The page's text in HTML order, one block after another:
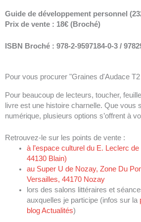
Guide de développement personnel
Prix de vente : 18€ (Broché)
ISBN Broché : 978-2-9597184-0-3 /
Pour vous procurer "Graines d'Audace
Pour beaucoup de lecteurs, toucher,
livre est une histoire charnelle. Que vous
numérique, plusieurs options s’offrent à
Retrouvez-le sur les points de vente :
à l’espace culturel du E. Leclerc de
44130 Blain)
au Super U de Nozay, Zone Du
Versailles, 44170 Nozay
lors des salons littéraires et
auxquelles je participe (infos sur la
blog Actualités)